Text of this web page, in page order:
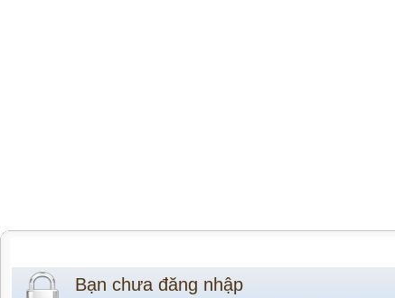
Bạn chưa đăng nhập